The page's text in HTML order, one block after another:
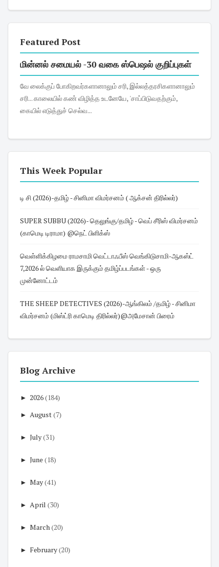
Featured Post
மின்னல் சமையல் -30 வகை ஸ்பெஷல் குறிப்புகள்
வே லைக்குப் போகிறவர்களானாலும் சரி, இல்லத்தரசிகளானாலும்
சரி... காலையில் கண் விழித்த உடனேயே, 'சாப்பிடுவதற்கும்,
கையில் எடுத்துச் செல்வ...
This Week Popular
டி சி (2026)-தமிழ் - சினிமா விமர்சனம் ( ஆக்சன் திரில்லர்)
SUPER SUBBU (2026)- தெலுங்கு/தமிழ் - வெப் சீரிஸ் விமர்சனம்
(காமெடி டிராமா) @நெட் பிளிக்ஸ்
வெள்ளிக்கிழமை ராமசாமி வெட்டாஃபீஸ் வெங்கிடுசாமி-ஆகஸ்ட்
7,2026 ல் வெளியாக இருக்கும் தமிழ்ப்படங்கள் - ஒரு
முன்னோட்டம்
THE SHEEP DETECTIVES (2026)-ஆங்கிலம் /தமிழ் - சினிமா
விமர்சனம் (மிஸ்ட்ரி காமெடி திரில்லர்)@அமேசான் பிரைம்
Blog Archive
► 2026(184)
► August(7)
► July(31)
► June (18)
► May(41)
► April (30)
► March(20)
► February(20)